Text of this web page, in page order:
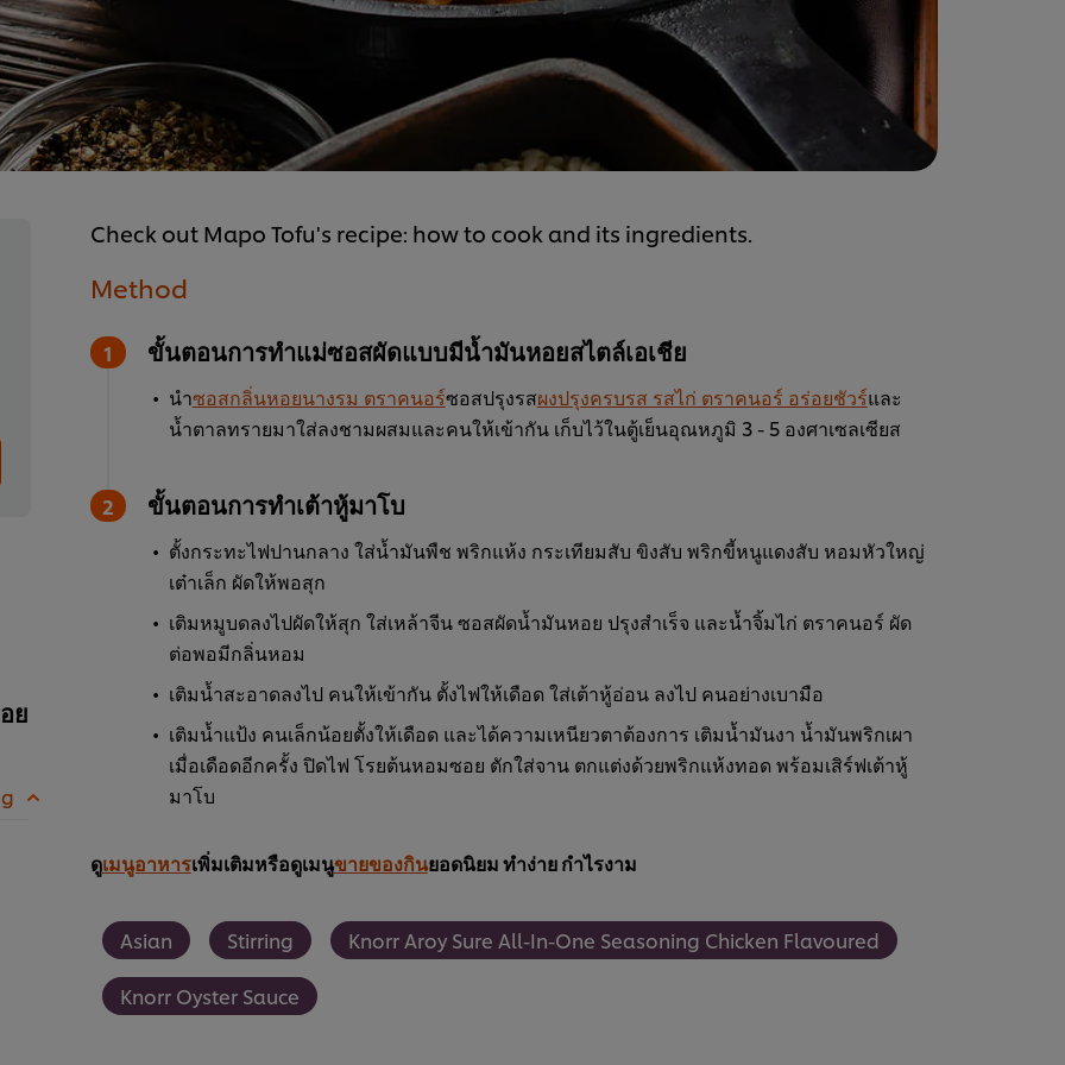
ย
Check out Mapo Tofu's recipe: how to cook and its ingredients.
Method
ขั้นตอนการทำแม่ซอสผัดแบบมีน้ำมันหอยสไตล์เอเชีย
นำซอสกลิ่นหอยนางรม ตราคนอร์ซอสปรุงรสผงปรุงครบรส รสไก่ ตราคนอร์ อร่อยชัวร์และ
น้ำตาลทรายมาใส่ลงชามผสมและคนให้เข้ากัน เก็บไว้ในตู้เย็นอุณหภูมิ 3 - 5 องศาเซลเซียส
ขั้นตอนการทำเต้าหู้มาโบ
ตั้งกระทะไฟปานกลาง ใส่น้ำมันพืช พริกแห้ง กระเทียมสับ ขิงสับ พริกขี้หนูแดงสับ หอมหัวใหญ่
เต๋าเล็ก ผัดให้พอสุก
เติมหมูบดลงไปผัดให้สุก ใส่เหล้าจีน ซอสผัดน้ำมันหอย ปรุงสำเร็จ และน้ำจิ้มไก่ ตราคนอร์ ผัด
ต่อพอมีกลิ่นหอม
เติมน้ำสะอาดลงไป คนให้เข้ากัน ตั้งไฟให้เดือด ใส่เต้าหู้อ่อน ลงไป คนอย่างเบามือ
เติมน้ำแป้ง คนเล็กน้อยตั้งให้เดือด และได้ความเหนียวตาต้องการ เติมน้ำมันงา น้ำมันพริกเผา
เมื่อเดือดอีกครั้ง ปิดไฟ โรยต้นหอมซอย ตักใส่จาน ตกแต่งด้วยพริกแห้งทอด พร้อมเสิร์ฟเต้าหู้
มาโบ
ดูเมนูอาหารเพิ่มเติมหรือดูเมนูขายของกินยอดนิยม ทำง่าย กำไรงาม
Asian Stirring Knorr Aroy Sure All-In-One Seasoning Chicken Flavoured
Knorr Oyster Sauce